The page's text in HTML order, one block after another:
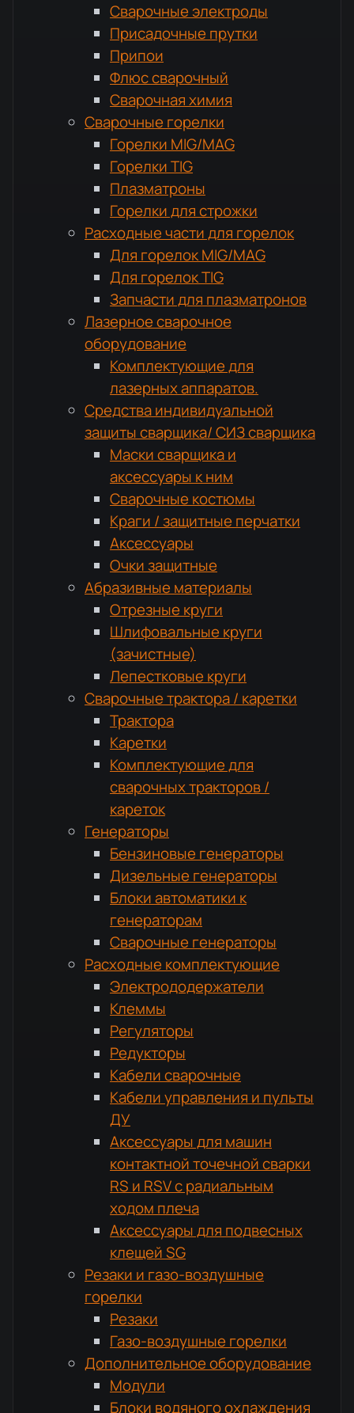
Сварочные электроды
Присадочные прутки
Припои
Флюс сварочный
Сварочная химия
Сварочные горелки
Горелки MIG/MAG
Горелки TIG
Плазматроны
Горелки для строжки
Расходные части для горелок
Для горелок MIG/MAG
Для горелок TIG
Запчасти для плазматронов
Лазерное сварочное
оборудование
Комплектующие для
лазерных аппаратов.
Средства индивидуальной
защиты сварщика/ СИЗ сварщика
Маски сварщика и
аксессуары к ним
Сварочные костюмы
Краги / защитные перчатки
Аксессуары
Очки защитные
Абразивные материалы
Отрезные круги
Шлифовальные круги
(зачистные)
Лепестковые круги
Сварочные трактора / каретки
Трактора
Каретки
Комплектующие для
сварочных тракторов /
кареток
Генераторы
Бензиновые генераторы
Дизельные генераторы
Блоки автоматики к
генераторам
Сварочные генераторы
Расходные комплектующие
Электрододержатели
Клеммы
Регуляторы
Редукторы
Кабели сварочные
Кабели управления и пульты
ДУ
Аксессуары для машин
контактной точечной сварки
RS и RSV с радиальным
ходом плеча
Аксессуары для подвесных
клещей SG
Резаки и газо-воздушные
горелки
Резаки
Газо-воздушные горелки
Дополнительное оборудование
Модули
Блоки водяного охлаждения